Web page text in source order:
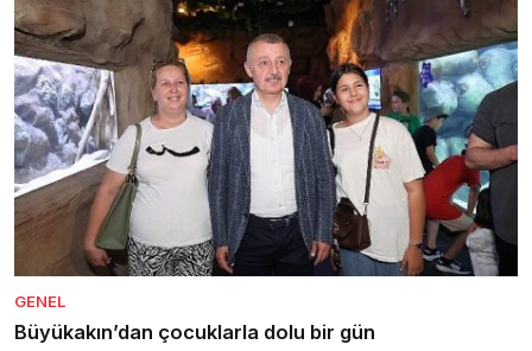
GENEL
Büyükakın’dan çocuklarla dolu bir gün